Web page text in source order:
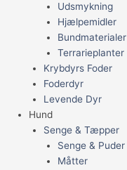
Udsmykning
Hjælpemidler
Bundmaterialer
Terrarieplanter
Krybdyrs Foder
Foderdyr
Levende Dyr
Hund
Senge & Tæpper
Senge & Puder
Måtter